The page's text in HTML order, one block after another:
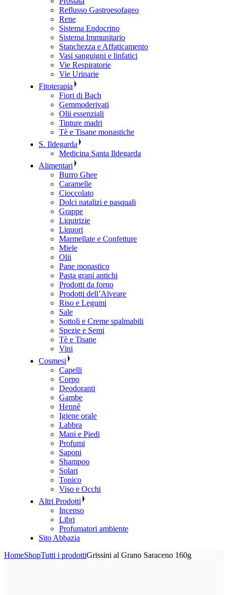
Reflusso Gastroesofageo
Rene
Sistema Endocrino
Sistema Immunitario
Stanchezza e Affaticamento
Vasi sanguigni e linfatici
Vie Respiratorie
Vie Urinarie
Fitoterapia
Fiori di Bach
Gemmoderivati
Olii essenziali
Tinture madri
Tè e Tisane monastiche
S. Ildegarda
Medicina Santa Ildegarda
Alimentari
Burro Ghee
Caramelle
Cioccolato
Dolci natalizi e pasquali
Grappe
Liquirizie
Liquori
Marmellate e Confetture
Miele
Olii
Pane monastico
Pasta grani antichi
Prodotti da forno
Prodotti dell’Alveare
Riso e Legumi
Sale
Sottoli e Creme spalmabili
Spezie e Semi
Tè e Tisane
Vini
Cosmesi
Capelli
Corpo
Deodoranti
Gambe
Henné
Igiene orale
Labbra
Mani e Piedi
Profumi
Saponi
Shampoo
Solari
Tonico
Viso e Occhi
Altri Prodotti
Incenso
Libri
Profumatori ambiente
Sito Abbazia
HomeShopTutti i prodottiGrissini al Grano Saraceno 160g